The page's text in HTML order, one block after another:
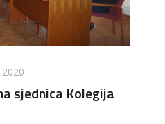
sjednica Kolegija